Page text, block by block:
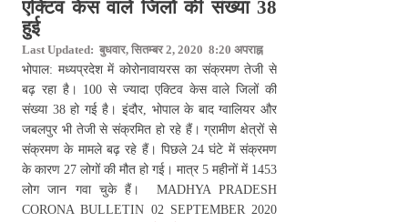
एक्टिव केस वाले जिलों की संख्या 38
हुई
Last Updated: बुधवार, सितम्बर 2, 2020 8:20 अपराह्न
भोपाल: मध्यप्रदेश में कोरोनावायरस का संक्रमण तेजी से
बढ़ रहा है। 100 से ज्यादा एक्टिव केस वाले जिलों की
संख्या 38 हो गई है। इंदौर, भोपाल के बाद ग्वालियर और
जबलपुर भी तेजी से संक्रमित हो रहे हैं। ग्रामीण क्षेत्रों से
संक्रमण के मामले बढ़ रहे हैं। पिछले 24 घंटे में संक्रमण
के कारण 27 लोगों की मौत हो गई। मात्र 5 महीनों में 1453
लोग जान गवा चुके हैं। MADHYA PRADESH
CORONA BULLETIN 02 SEPTEMBER 2020